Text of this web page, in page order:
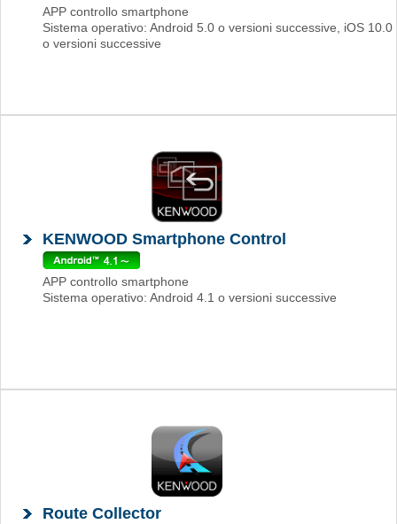
APP controllo smartphone
Sistema operativo: Android 5.0 o versioni successive, iOS 10.0
o versioni successive
KENWOOD Smartphone Control
APP controllo smartphone
Sistema operativo: Android 4.1 o versioni successive
Route Collector